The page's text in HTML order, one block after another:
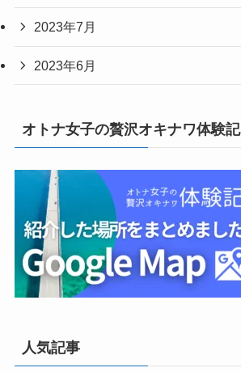
2023年7月
2023年6月
オトナ女子の贅沢オキナワ体験記
人気記事